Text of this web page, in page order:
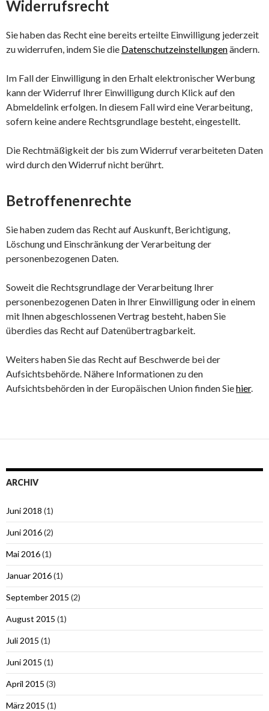
Widerrufsrecht
Sie haben das Recht eine bereits erteilte Einwilligung jederzeit
zu widerrufen, indem Sie die Datenschutzeinstellungenändern.
Im Fall der Einwilligung in den Erhalt elektronischer Werbung
kann der Widerruf Ihrer Einwilligung durch Klick auf den
Abmeldelink erfolgen. In diesem Fall wird eine Verarbeitung,
sofern keine andere Rechtsgrundlage besteht, eingestellt.
Die Rechtmäßigkeit der bis zum Widerruf verarbeiteten Daten
wird durch den Widerruf nicht berührt.
Betroffenenrechte
Sie haben zudem das Recht auf Auskunft, Berichtigung,
Löschung und Einschränkung der Verarbeitung der
personenbezogenen Daten.
Soweit die Rechtsgrundlage der Verarbeitung Ihrer
personenbezogenen Daten in Ihrer Einwilligung oder in einem
mit Ihnen abgeschlossenen Vertrag besteht, haben Sie
überdies das Recht auf Datenübertragbarkeit.
Weiters haben Sie das Recht auf Beschwerde bei der
Aufsichtsbehörde. Nähere Informationen zu den
Aufsichtsbehörden in der Europäischen Union finden Siehier.
ARCHIV
Juni 2018 (1)
Juni 2016(2)
Mai 2016(1)
Januar 2016(1)
September 2015 (2)
August 2015 (1)
Juli 2015 (1)
Juni 2015 (1)
April 2015 (3)
März 2015 (1)